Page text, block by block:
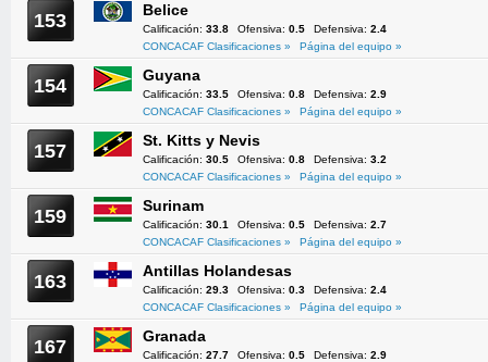
153 Belice
Calificación: 33.8 Ofensiva: 0.5 Defensiva: 2.4
CONCACAF Clasificaciones »
Página del equipo »
154 Guyana
Calificación: 33.5 Ofensiva: 0.8 Defensiva: 2.9
CONCACAF Clasificaciones »
Página del equipo »
157 St. Kitts y Nevis
Calificación: 30.5 Ofensiva: 0.8 Defensiva: 3.2
CONCACAF Clasificaciones »
Página del equipo »
159 Surinam
Calificación: 30.1 Ofensiva: 0.5 Defensiva: 2.7
CONCACAF Clasificaciones »
Página del equipo »
163 Antillas Holandesas
Calificación: 29.3 Ofensiva: 0.3 Defensiva: 2.4
CONCACAF Clasificaciones »
Página del equipo »
167 Granada
Calificación: 27.7 Ofensiva: 0.5 Defensiva: 2.9